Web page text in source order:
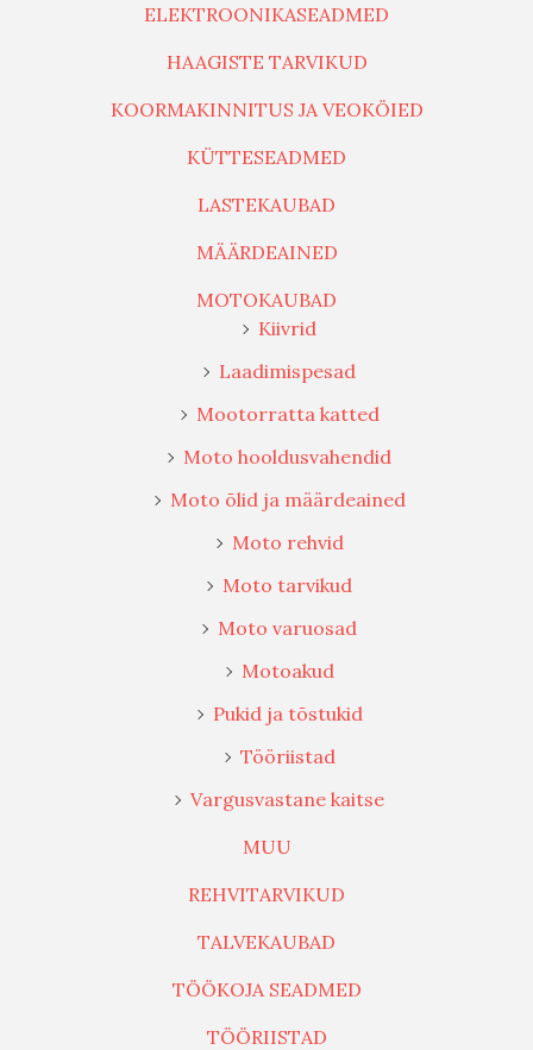
ELEKTROONIKASEADMED
HAAGISTE TARVIKUD
KOORMAKINNITUS JA VEOKÖIED
KÜTTESEADMED
LASTEKAUBAD
MÄÄRDEAINED
MOTOKAUBAD
Kiivrid
Laadimispesad
Mootorratta katted
Moto hooldusvahendid
Moto õlid ja määrdeained
Moto rehvid
Moto tarvikud
Moto varuosad
Motoakud
Pukid ja tõstukid
Tööriistad
Vargusvastane kaitse
MUU
REHVITARVIKUD
TALVEKAUBAD
TÖÖKOJA SEADMED
TÖÖRIISTAD